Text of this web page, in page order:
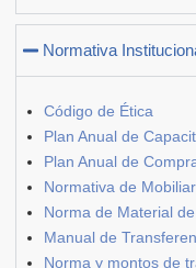
Normativa
Código de Ética
Plan Anual de
Plan Anual de
Normativa de
Norma de Material
Manual de
Norma y montos de